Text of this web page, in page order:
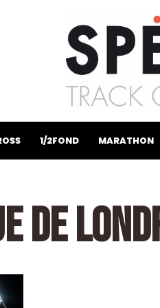
1/2FOND MARATHON
DE